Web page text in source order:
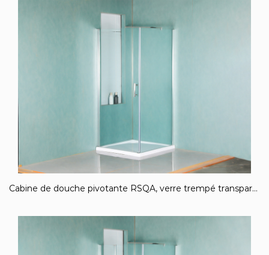
Cabine de douche pivotante RSQA, verre trempé transparent, profil en aluminium chromé, poignée double trous, avec plateau